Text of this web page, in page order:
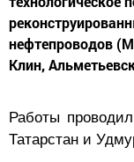
нефтепроводов
Клин,
Работы
Татарстан и